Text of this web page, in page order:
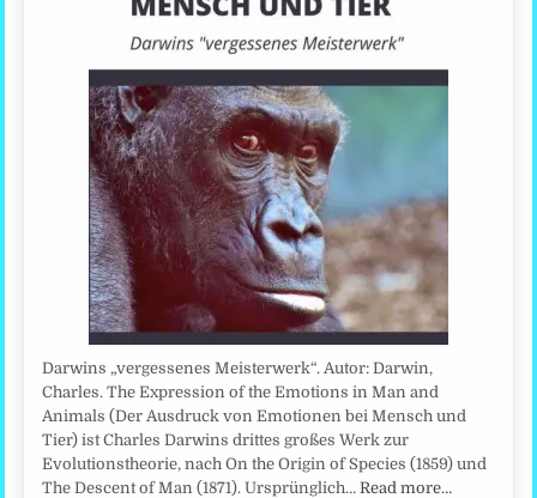
Darwins „vergessenes Meisterwerk“. Autor: Darwin,
Charles. The Expression of the Emotions in Man and
Animals (Der Ausdruck von Emotionen bei Mensch und
Tier) ist Charles Darwins drittes großes Werk zur
Evolutionstheorie, nach On the Origin of Species (1859) und
The Descent of Man (1871). Ursprünglich…Read more…